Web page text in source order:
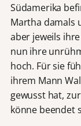
Südamerika
Martha damals
aber jeweils
nun ihre
hoch. Für sie
ihrem Mann
gewusst hat,
könne beendet